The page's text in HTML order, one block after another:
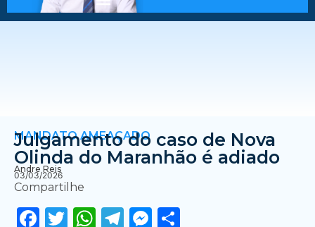
MANDATO AMEAÇADO
Julgamento do caso de Nova
Olinda do Maranhão é adiado
Andre Reis
03/03/2026
Compartilhe
Facebook
Twitter
WhatsApp
Telegram
Messenger